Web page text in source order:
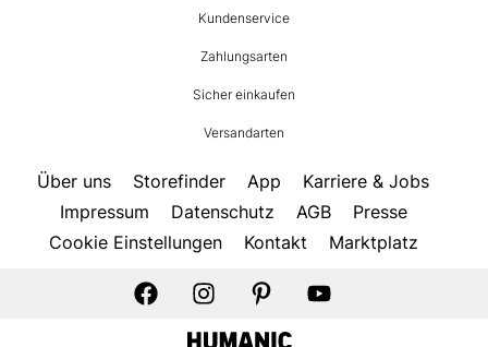
Kundenservice
Zahlungsarten
Sicher einkaufen
Versandarten
Über uns Storefinder App
Karriere & Jobs
Impressum
Datenschutz AGB
Presse
Cookie Einstellungen
Kontakt Marktplatz